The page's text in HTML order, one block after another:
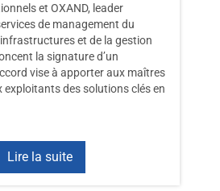
et OXAND, leader
de management du
et de la gestion
la signature d’un
vise à apporter aux maîtres
exploitants des solutions clés en
Lire la suite